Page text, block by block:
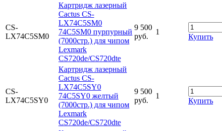
CS-
LX74C5SM0
Картридж лазерный
Cactus CS-
LX74C5SM0
74C5SM0 пурпурный
(7000стр.) для чипом
Lexmark
CS720de/CS720dte
9 500
руб.
1
Купить
CS-
LX74C5SY0
Картридж лазерный
Cactus CS-
LX74C5SY0
74C5SY0 желтый
(7000стр.) для чипом
Lexmark
CS720de/CS720dte
9 500
руб.
1
Купить